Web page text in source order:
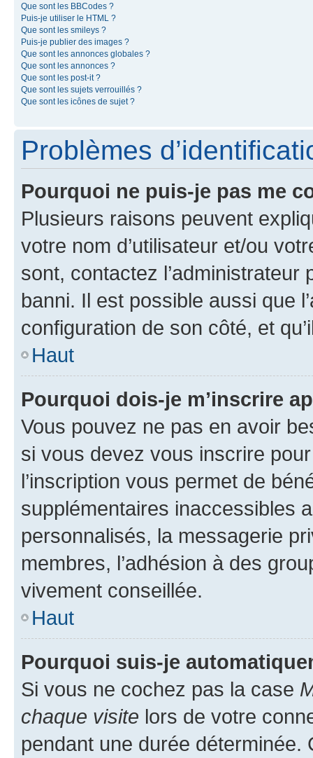
Que sont les BBCodes ?
Puis-je utiliser le HTML ?
Que sont les smileys ?
Puis-je publier des images ?
Que sont les annonces globales ?
Que sont les annonces ?
Que sont les post-it ?
Que sont les sujets verrouillés ?
Que sont les icônes de sujet ?
Problèmes
Pourquoi ne puis-je pas me
Plusieurs raisons peuvent
votre nom d’utilisateur et/ou
sont, contactez l’administrateur
banni. Il est possible aussi que
configuration de son côté, et
Haut
Pourquoi dois-je m’inscrire
Vous pouvez ne pas en avoir
si vous devez vous inscrire
l’inscription vous permet de
supplémentaires inaccessibles
personnalisés, la messagerie
membres, l’adhésion à des
vivement conseillée.
Haut
Pourquoi suis-je
Si vous ne cochez pas la case
chaque visite lors de votre
pendant une durée déterminée.